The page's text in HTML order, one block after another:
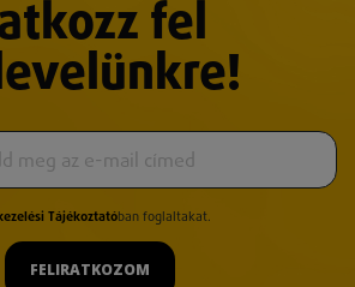
fel
Tájékoztatóban foglaltakat.
FELIRATKOZOM